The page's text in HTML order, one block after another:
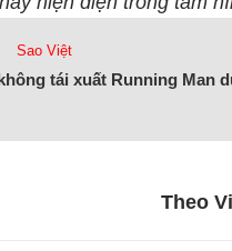
Sao Việt
tái xuất Running Man
Theo